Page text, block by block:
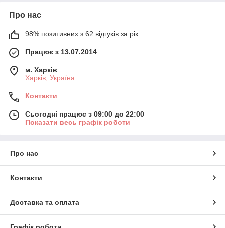
Про нас
98% позитивних з 62 відгуків за рік
Працює з 13.07.2014
м. Харків
Харків, Україна
Контакти
Сьогодні працює з 09:00 до 22:00
Показати весь графік роботи
Про нас
Контакти
Доставка та оплата